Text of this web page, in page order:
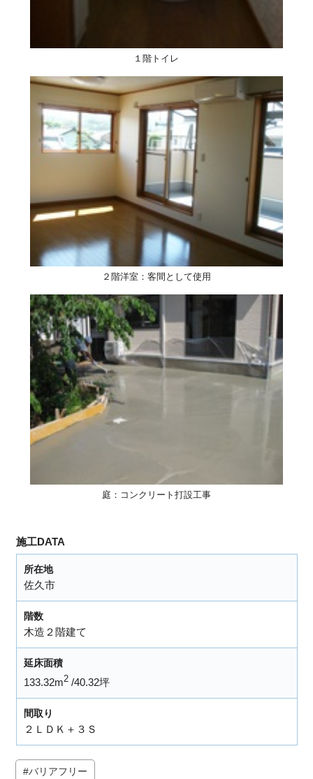
１階トイレ
２階洋室：客間として使用
庭：コンクリート打設工事
施工DATA
所在地
佐久市
階数
木造２階建て
延床面積
133.32m2 40.32坪
間取り
２ＬＤＫ＋３Ｓ
バリアフリー